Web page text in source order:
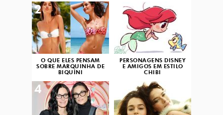
O QUE ELES PENSAM
SOBRE MARQUINHA DE
BIQUÍNI
2
PERSONAGENS DISNEY
E AMIGOS EM ESTILO
CHIBI
3
4